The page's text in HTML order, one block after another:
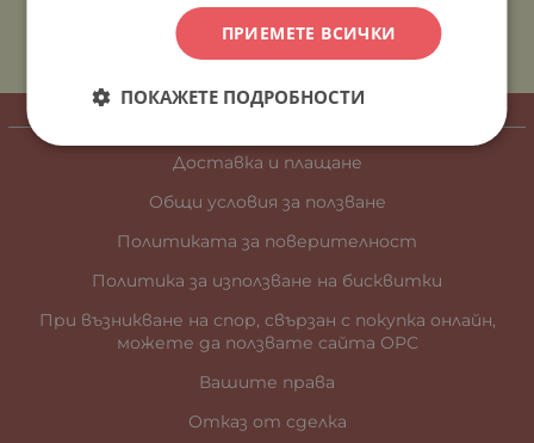
Доставка и плащане
Общи условия за ползване
Политиката за поверителност
Политика за използване на бисквитки
При възникване на спор, свързан с покупка онлайн,
можете да ползвате сайта ОРС
Вашите права
Отказ от сделка
ПРИЕМЕТЕ ВСИЧКИ
ПОКАЖЕТЕ ПОДРОБНОСТИ